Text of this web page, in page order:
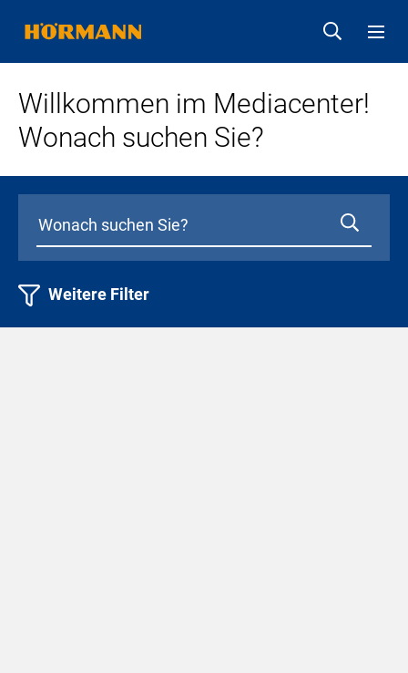
Willkommen im Mediacenter!
Wonach suchen Sie?
Weitere Filter